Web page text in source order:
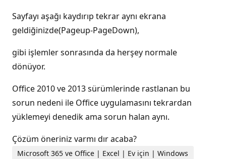
Sayfayı aşağı kaydırıp tekrar aynı ekrana
geldiğinizde(Pageup-PageDown),
gibi işlemler sonrasında da herşey normale
dönüyor.
Office 2010 ve 2013 sürümlerinde rastlanan bu
sorun nedeni ile Office uygulamasını tekrardan
yüklemeyi denedik ama sorun halan aynı.
Çözüm öneriniz varmı dır acaba?
Microsoft 365 ve Office | Excel | Ev için | Windows